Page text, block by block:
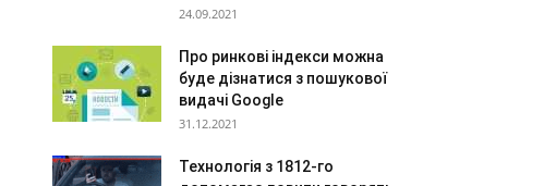
24.09.2021
Про ринкові індекси можна
буде дізнатися з пошукової
видачі Google
31.12.2021
Технологія з 1812-го